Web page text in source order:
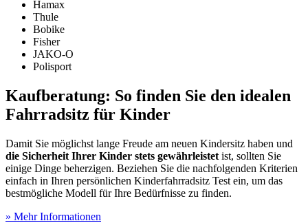
Hamax
Thule
Bobike
Fisher
JAKO-O
Polisport
Kaufberatung: So finden Sie den idealen
Fahrradsitz für Kinder
Damit Sie möglichst lange Freude am neuen Kindersitz haben und
die Sicherheit Ihrer Kinder stets gewährleistet ist, sollten Sie
einige Dinge beherzigen. Beziehen Sie die nachfolgenden Kriterien
einfach in Ihren persönlichen Kinderfahrradsitz Test ein, um das
bestmögliche Modell für Ihre Bedürfnisse zu finden.
» Mehr Informationen